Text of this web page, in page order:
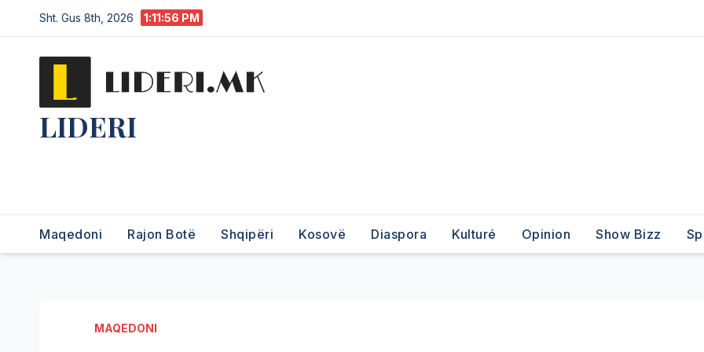
Sht. Gus 8th, 2026 1:11:57 PM
LIDERI
Maqedoni Rajon Botë Shqipëri Kosovë Diaspora Kulturé Opinion Show Bizz
MAQEDONI